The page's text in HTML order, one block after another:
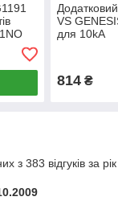
VS
для 10kA
814₴
з 383 відгуків за рік